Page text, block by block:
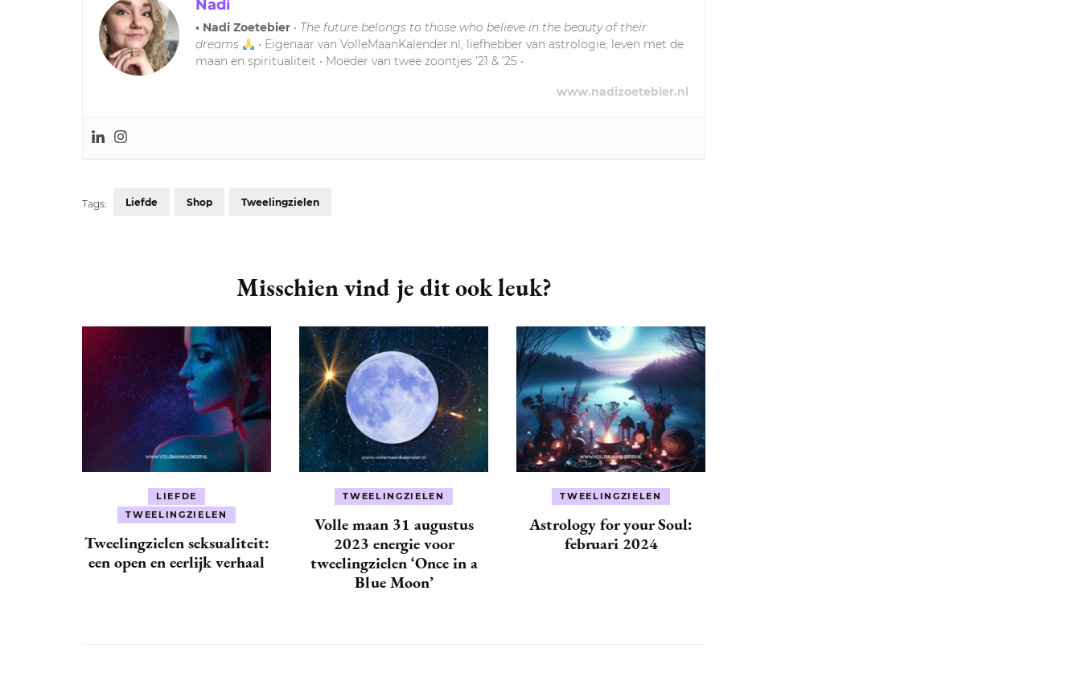
Nadi
• Nadi Zoetebier • The future belongs to those who believe in the beauty of their
dreams
• Eigenaar van VolleMaanKalender.nl, liefhebber van astrologie, leven met de
maan en spiritualiteit • Moeder van twee zoontjes ’21 & ’25 •
www.nadizoetebier.nl
Tags: Liefde Shop Tweelingzielen
Misschien vind je dit ook leuk?
LIEFDE
TWEELINGZIELEN
Tweelingzielen seksualiteit:
een open en eerlijk verhaal
TWEELINGZIELEN
Volle maan 31 augustus
2023 energie voor
tweelingzielen ‘Once in a
Blue Moon’
TWEELINGZIELEN
Astrology for your Soul:
februari 2024